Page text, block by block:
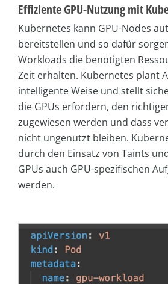
Effiziente GPU-Nutzung mit
Kubernetes kann GPU-Nodes
bereitstellen und so dafür
Workloads die benötigten
Zeit erhalten. Kubernetes plant
intelligente Weise und stellt
die GPUs erfordern, den
zugewiesen werden und dass
nicht ungenutzt bleiben.
durch den Einsatz von Taints
GPUs auch GPU-spezifischen
werden.